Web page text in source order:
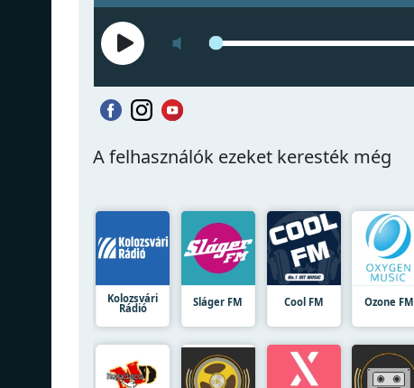
A felhasználók ezeket keresték még
Kolozsvári
Rádió Sláger FM Cool FM Ozone FM